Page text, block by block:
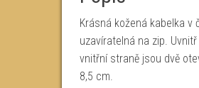
Krásná kožená kabelka
uzavíratelná na zip.
vnitřní straně jsou dvě
8,5 cm.